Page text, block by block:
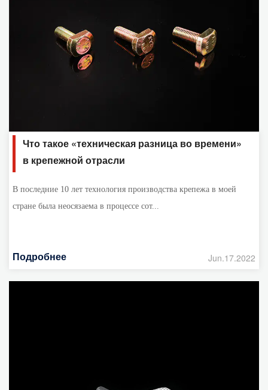
Что такое «техническая разница во времени»
в крепежной отрасли
В последние 10 лет технология производства крепежа в моей
стране была неосязаема в процессе сот...
Подробнее Jun.17.2022